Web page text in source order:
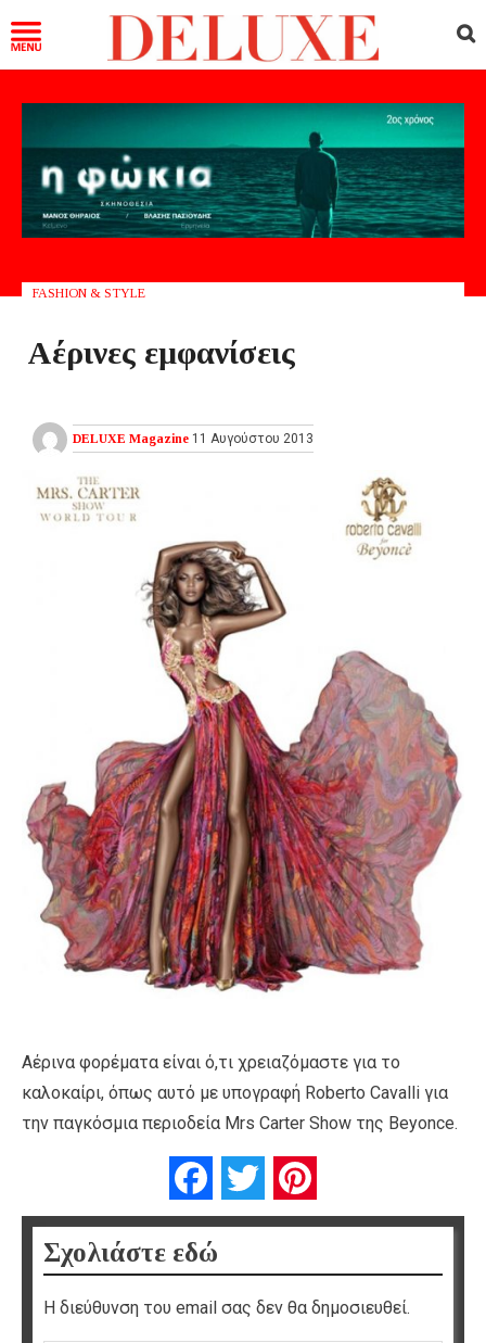
FASHION & STYLE
Αέρινες εμφανίσεις
DELUXE Magazine 11 Αυγούστου 2013
Αέρινα φορέματα είναι ό,τι χρειαζόμαστε για το
καλοκαίρι, όπως αυτό με υπογραφή Roberto Cavalli για
την παγκόσμια περιοδεία Mrs Carter Show της Beyonce.
FacebookTwitter
Σχολιάστε εδώ
Η διεύθυνση του email σας δεν θα δημοσιευθεί.